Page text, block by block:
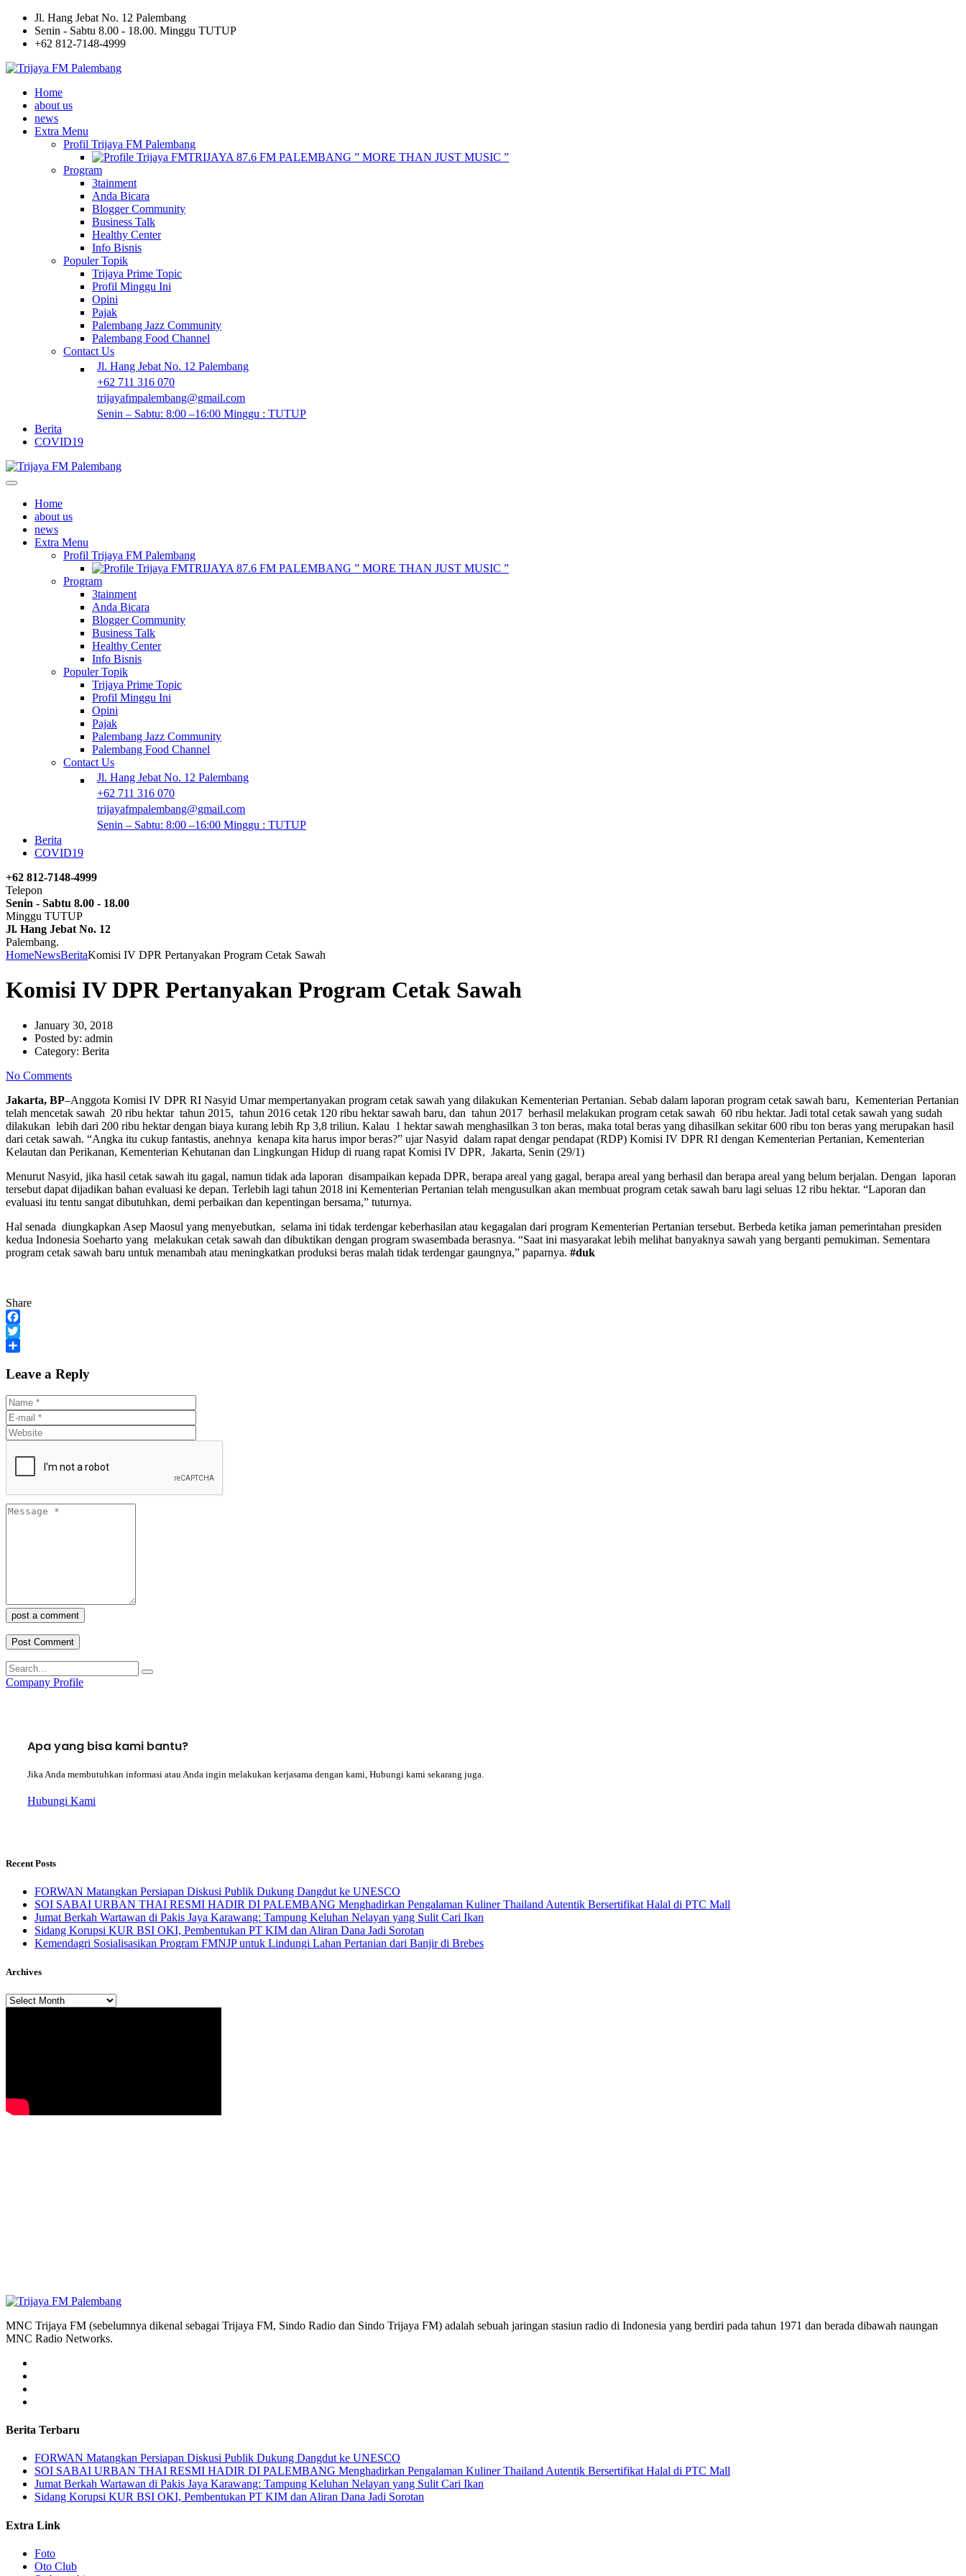
Jl. Hang Jebat No. 12 Palembang
Senin - Sabtu 8.00 - 18.00. Minggu TUTUP
+62 812-7148-4999
Home
about us
news
Extra Menu
Profil Trijaya FM Palembang
TRIJAYA 87.6 FM PALEMBANG ” MORE THAN JUST MUSIC ”
Program
3tainment
Anda Bicara
Blogger Community
Business Talk
Healthy Center
Info Bisnis
Populer Topik
Trijaya Prime Topic
Profil Minggu Ini
Opini
Pajak
Palembang Jazz Community
Palembang Food Channel
Contact Us
Jl. Hang Jebat No. 12 Palembang
+62 711 316 070
trijayafmpalembang@gmail.com
Senin – Sabtu: 8:00 –16:00 Minggu : TUTUP
Berita
COVID19
Home
about us
news
Extra Menu
Profil Trijaya FM Palembang
TRIJAYA 87.6 FM PALEMBANG ” MORE THAN JUST MUSIC ”
Program
3tainment
Anda Bicara
Blogger Community
Business Talk
Healthy Center
Info Bisnis
Populer Topik
Trijaya Prime Topic
Profil Minggu Ini
Opini
Pajak
Palembang Jazz Community
Palembang Food Channel
Contact Us
Jl. Hang Jebat No. 12 Palembang
+62 711 316 070
trijayafmpalembang@gmail.com
Senin – Sabtu: 8:00 –16:00 Minggu : TUTUP
Berita
COVID19
+62 812-7148-4999
Telepon
Senin - Sabtu 8.00 - 18.00
Minggu TUTUP
Jl. Hang Jebat No. 12
Palembang.
HomeNewsBeritaKomisi IV DPR Pertanyakan Program Cetak Sawah
Komisi IV DPR Pertanyakan Program Cetak Sawah
January 30, 2018
Posted by: admin
Category: Berita
No Comments
Jakarta, BP–Anggota Komisi IV DPR RI Nasyid Umar mempertanyakan program cetak sawah yang dilakukan Kementerian Pertanian. Sebab dalam laporan program cetak sawah baru, Kementerian Pertanian
telah mencetak sawah 20 ribu hektar tahun 2015, tahun 2016 cetak 120 ribu hektar sawah baru, dan tahun 2017 berhasil melakukan program cetak sawah 60 ribu hektar. Jadi total cetak sawah yang sudah
dilakukan lebih dari 200 ribu hektar dengan biaya kurang lebih Rp 3,8 triliun. Kalau 1 hektar sawah menghasilkan 3 ton beras, maka total beras yang dihasilkan sekitar 600 ribu ton beras yang merupakan hasil
dari cetak sawah. “Angka itu cukup fantastis, anehnya kenapa kita harus impor beras?” ujar Nasyid dalam rapat dengar pendapat (RDP) Komisi IV DPR RI dengan Kementerian Pertanian, Kementerian
Kelautan dan Perikanan, Kementerian Kehutanan dan Lingkungan Hidup di ruang rapat Komisi IV DPR, Jakarta, Senin (29/1)
Menurut Nasyid, jika hasil cetak sawah itu gagal, namun tidak ada laporan disampaikan kepada DPR, berapa areal yang gagal, berapa areal yang berhasil dan berapa areal yang belum berjalan. Dengan laporan
tersebut dapat dijadikan bahan evaluasi ke depan. Terlebih lagi tahun 2018 ini Kementerian Pertanian telah mengusulkan akan membuat program cetak sawah baru lagi seluas 12 ribu hektar. “Laporan dan
evaluasi itu tentu sangat dibutuhkan, demi perbaikan dan kepentingan bersama,” tuturnya.
Hal senada diungkapkan Asep Maosul yang menyebutkan, selama ini tidak terdengar keberhasilan atau kegagalan dari program Kementerian Pertanian tersebut. Berbeda ketika jaman pemerintahan presiden
kedua Indonesia Soeharto yang melakukan cetak sawah dan dibuktikan dengan program swasembada berasnya. “Saat ini masyarakat lebih melihat banyaknya sawah yang berganti pemukiman. Sementara
program cetak sawah baru untuk menambah atau meningkatkan produksi beras malah tidak terdengar gaungnya,” paparnya. #duk
Share
Facebook
Twitter
Leave a Reply
post a comment
Company Profile
Apa yang bisa kami bantu?
Jika Anda membutuhkan informasi atau Anda ingin melakukan kerjasama dengan kami, Hubungi kami sekarang juga.
Hubungi Kami
Recent Posts
FORWAN Matangkan Persiapan Diskusi Publik Dukung Dangdut ke UNESCO
SOI SABAI URBAN THAI RESMI HADIR DI PALEMBANG Menghadirkan Pengalaman Kuliner Thailand Autentik Bersertifikat Halal di PTC Mall
Jumat Berkah Wartawan di Pakis Jaya Karawang: Tampung Keluhan Nelayan yang Sulit Cari Ikan
Sidang Korupsi KUR BSI OKI, Pembentukan PT KIM dan Aliran Dana Jadi Sorotan
Kemendagri Sosialisasikan Program FMNJP untuk Lindungi Lahan Pertanian dari Banjir di Brebes
Archives
Archives
MNC Trijaya FM (sebelumnya dikenal sebagai Trijaya FM, Sindo Radio dan Sindo Trijaya FM) adalah sebuah jaringan stasiun radio di Indonesia yang berdiri pada tahun 1971 dan berada dibawah naungan
MNC Radio Networks.
Berita Terbaru
FORWAN Matangkan Persiapan Diskusi Publik Dukung Dangdut ke UNESCO
SOI SABAI URBAN THAI RESMI HADIR DI PALEMBANG Menghadirkan Pengalaman Kuliner Thailand Autentik Bersertifikat Halal di PTC Mall
Jumat Berkah Wartawan di Pakis Jaya Karawang: Tampung Keluhan Nelayan yang Sulit Cari Ikan
Sidang Korupsi KUR BSI OKI, Pembentukan PT KIM dan Aliran Dana Jadi Sorotan
Extra Link
Foto
Oto Club